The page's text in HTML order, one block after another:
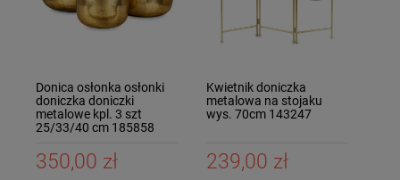
Donica osłonka osłonki
doniczka doniczki
metalowe kpl. 3 szt
25/33/40 cm 185858
350,00 zł
Kwietnik doniczka
metalowa na stojaku
wys. 70cm 143247
239,00 zł